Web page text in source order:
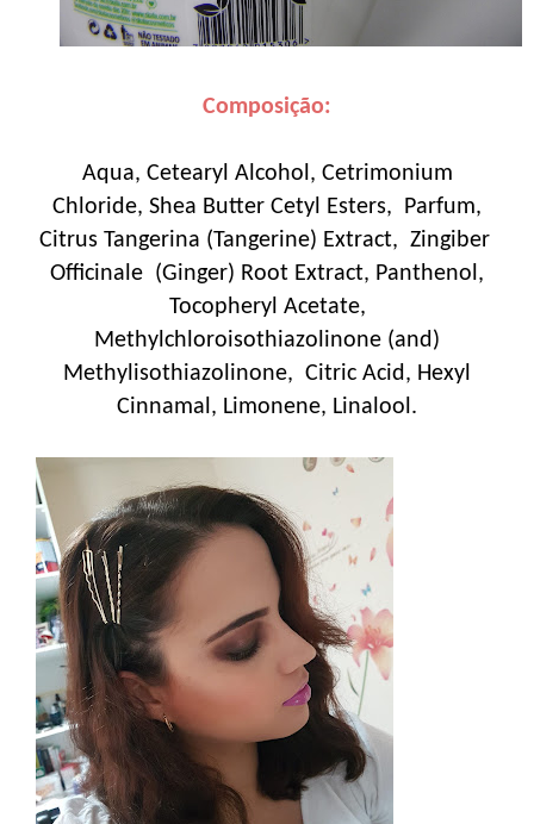
Composição:
Aqua, Cetearyl Alcohol, Cetrimonium
Chloride, Shea Butter Cetyl Esters, Parfum,
Citrus Tangerina (Tangerine) Extract, Zingiber
Officinale (Ginger) Root Extract, Panthenol,
Tocopheryl Acetate,
Methylchloroisothiazolinone (and)
Methylisothiazolinone, Citric Acid, Hexyl
Cinnamal, Limonene, Linalool.